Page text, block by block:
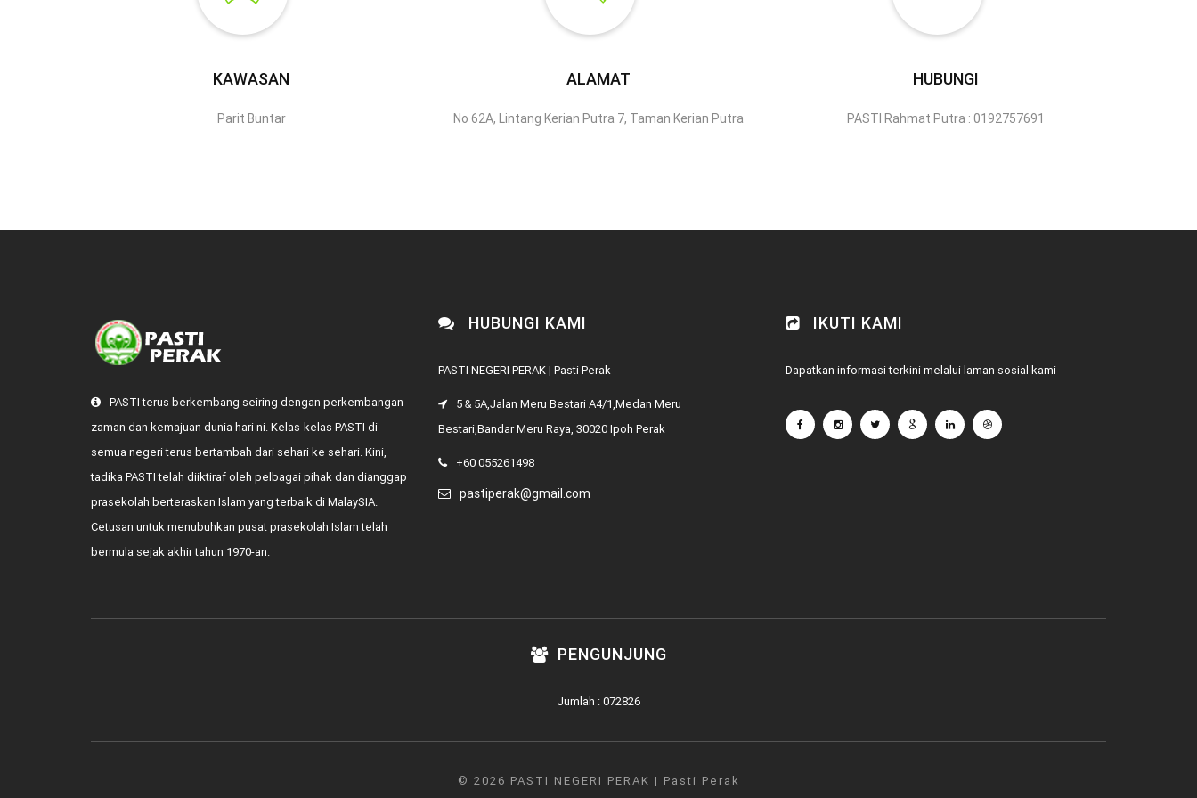
KAWASAN
Parit Buntar
ALAMAT
No 62A, Lintang Kerian Putra 7, Taman Kerian Putra
HUBUNGI
PASTI Rahmat Putra : 0192757691
PASTI terus berkembang seiring dengan perkembangan
zaman dan kemajuan dunia hari ni. Kelas-kelas PASTI di
semua negeri terus bertambah dari sehari ke sehari. Kini,
tadika PASTI telah diiktiraf oleh pelbagai pihak dan dianggap
prasekolah berteraskan Islam yang terbaik di MalaySIA.
Cetusan untuk menubuhkan pusat prasekolah Islam telah
bermula sejak akhir tahun 1970-an.
HUBUNGI KAMI
PASTI NEGERI PERAK | Pasti Perak
5 & 5A,Jalan Meru Bestari A4/1,Medan Meru
Bestari,Bandar Meru Raya, 30020 Ipoh Perak
+60 055261498
pastiperak@gmail.com
IKUTI KAMI
Dapatkan informasi terkini melalui laman sosial kami
PENGUNJUNG
Jumlah : 072826
© 2026 PASTI NEGERI PERAK | Pasti Perak